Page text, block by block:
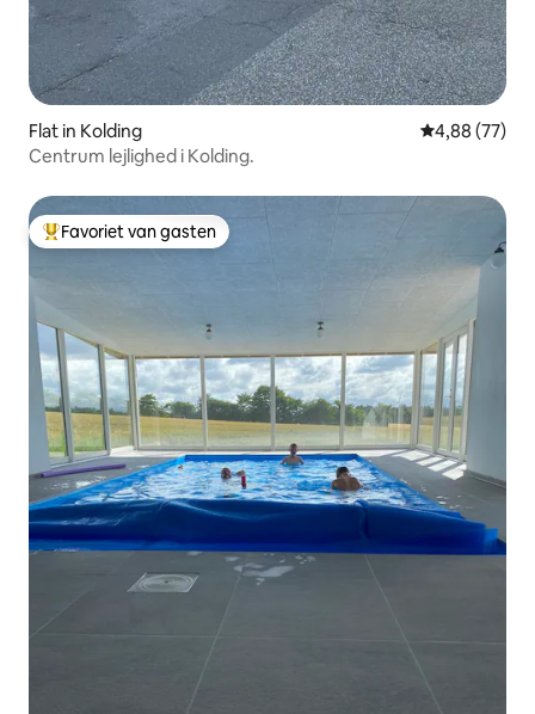
Flat in Kolding Gemiddelde
4,88 (77)
Centrum lejlighed i Kolding.
Topfavoriet van gasten
Favoriet van gasten